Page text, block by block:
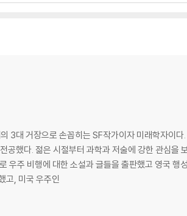
3대 거장으로 손꼽히는 SF작가이자 미래학자이
공했다. 젊은 시절부터 과학과 저술에 강한 관심을
고, 미국 우주인